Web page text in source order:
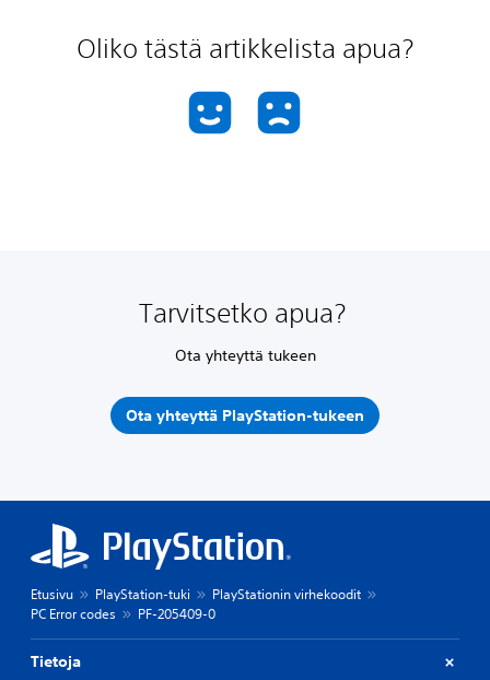
Oliko tästä artikkelista apua?
Tarvitsetko apua?
Ota yhteyttä tukeen
Ota yhteyttä PlayStation-tukeen
Etusivu PlayStation-tuki
PlayStationin virhekoodit
PC Error codes
PF-205409-0
Tietoja